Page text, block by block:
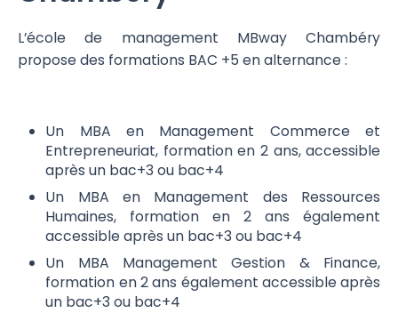
L’école de management MBway Chambéry
propose des formations BAC +5 en alternance :
Un MBA en Management Commerce et
Entrepreneuriat, formation en 2 ans, accessible
après un bac+3 ou bac+4
Un MBA en Management des Ressources
Humaines, formation en 2 ans également
accessible après un bac+3 ou bac+4
Un MBA Management Gestion & Finance,
formation en 2 ans également accessible après
un bac+3 ou bac+4